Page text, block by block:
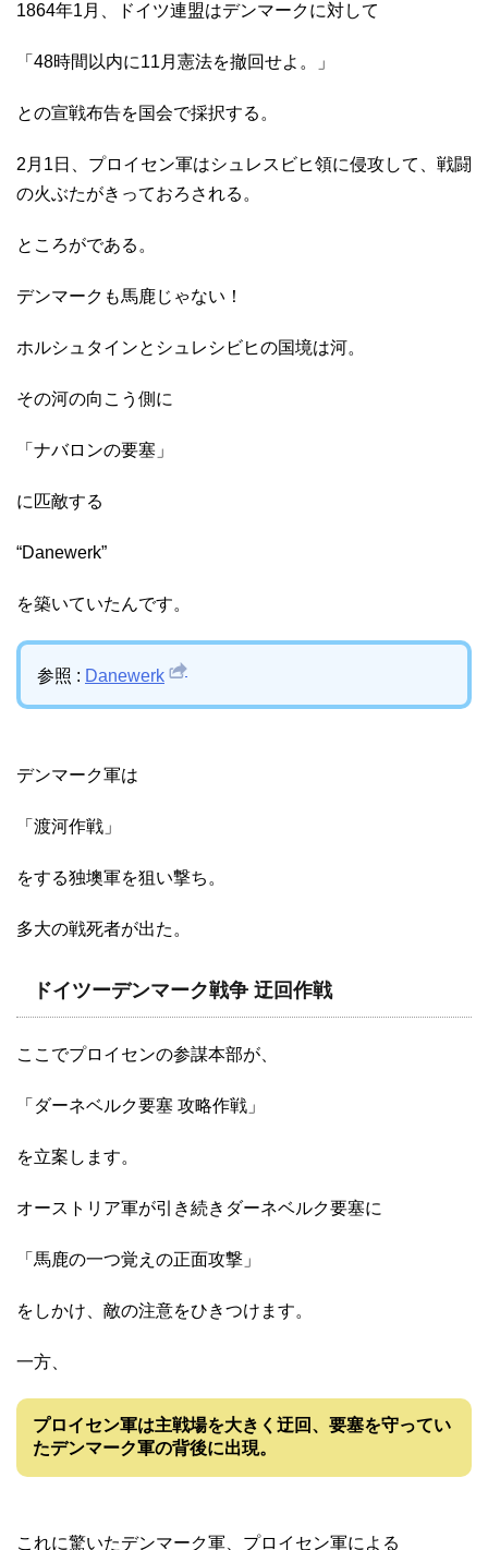
1864年1月、ドイツ連盟はデンマークに対して
「48時間以内に11月憲法を撤回せよ。」
との宣戦布告を国会で採択する。
2月1日、プロイセン軍はシュレスビヒ領に侵攻して、戦闘
の火ぶたがきっておろされる。
ところがである。
デンマークも馬鹿じゃない！
ホルシュタインとシュレシビヒの国境は河。
その河の向こう側に
「ナバロンの要塞」
に匹敵する
“Danewerk”
を築いていたんです。
参照 : Danewerk
デンマーク軍は
「渡河作戦」
をする独墺軍を狙い撃ち。
多大の戦死者が出た。
ドイツーデンマーク戦争 迂回作戦
ここでプロイセンの参謀本部が、
「ダーネベルク要塞 攻略作戦」
を立案します。
オーストリア軍が引き続きダーネベルク要塞に
「馬鹿の一つ覚えの正面攻撃」
をしかけ、敵の注意をひきつけます。
一方、
プロイセン軍は主戦場を大きく迂回、要塞を守ってい
たデンマーク軍の背後に出現。
これに驚いたデンマーク軍、プロイセン軍による